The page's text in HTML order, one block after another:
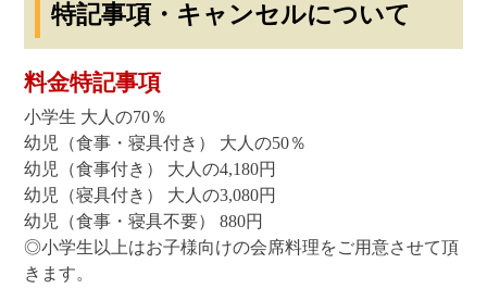
特記事項・キャンセルについて
料金特記事項
小学生 大人の70％
幼児（食事・寝具付き） 大人の50％
幼児（食事付き） 大人の4,180円
幼児（寝具付き） 大人の3,080円
幼児（食事・寝具不要） 880円
◎小学生以上はお子様向けの会席料理をご用意させて頂
きます。